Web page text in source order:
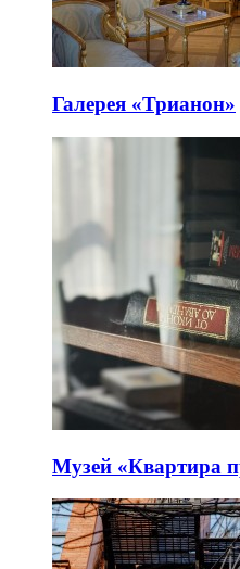
Галерея «Трианон»
Музей «Квартира